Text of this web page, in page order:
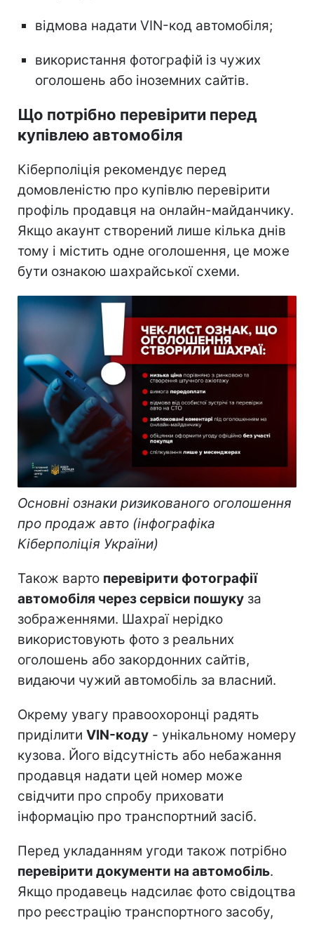
відмова надати VIN-код автомобіля;
використання фотографій із чужих
оголошень або іноземних сайтів.
Що потрібно перевірити перед
купівлею автомобіля
Кіберполіція рекомендує перед
домовленістю про купівлю перевірити
профіль продавця на онлайн-майданчику.
Якщо акаунт створений лише кілька днів
тому і містить одне оголошення, це може
бути ознакою шахрайської схеми.
Основні ознаки ризикованого оголошення
про продаж авто (інфографіка
Кіберполіція України)
Також варто перевірити фотографії
автомобіля через сервіси пошуку за
зображеннями. Шахраї нерідко
використовують фото з реальних
оголошень або закордонних сайтів,
видаючи чужий автомобіль за власний.
Окрему увагу правоохоронці радять
приділити VIN-коду - унікальному номеру
кузова. Його відсутність або небажання
продавця надати цей номер може
свідчити про спробу приховати
інформацію про транспортний засіб.
Перед укладанням угоди також потрібно
перевірити документи на автомобіль.
Якщо продавець надсилає фото свідоцтва
про реєстрацію транспортного засобу,